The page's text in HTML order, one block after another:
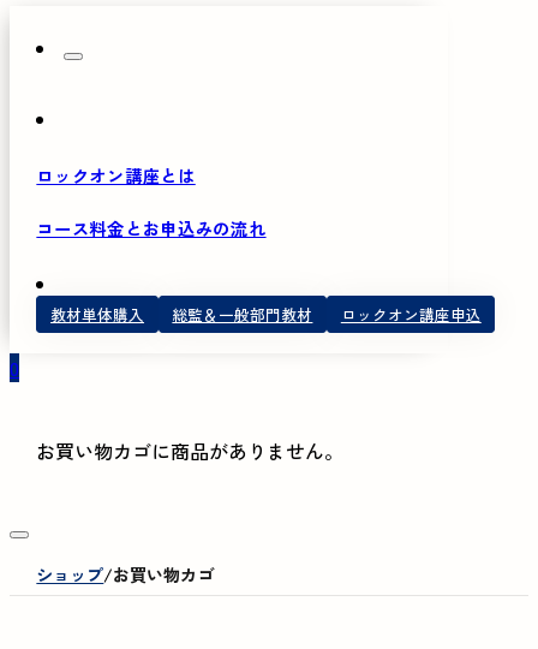
ロックオン講座とは
コース料金とお申込みの流れ
教材単体購入 総監＆一般部門教材 ロックオン講座申込
0
お買い物カゴに商品がありません。
ショップ お買い物カゴ